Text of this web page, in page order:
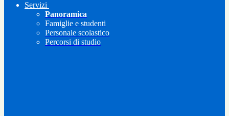
Servizi
Panoramica
Famiglie e studenti
Personale scolastico
Percorsi di studio